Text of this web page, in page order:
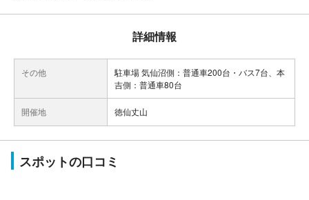
詳細情報
その他
駐車場 気仙沼側：普通車200台・バス7台、本
吉側：普通車80台
開催地 徳仙丈山
スポットの口コミ